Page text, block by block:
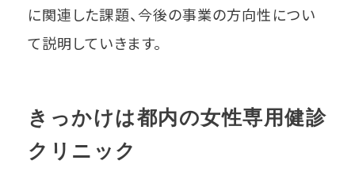
に関連した課題、今後の事業の方向性につい
て説明していきます。
きっかけは都内の女性専用健診
クリニック